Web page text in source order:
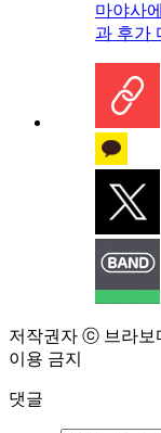
마야사
과 후가
저작권자 ⓒ 브라보
이용 금지
댓글